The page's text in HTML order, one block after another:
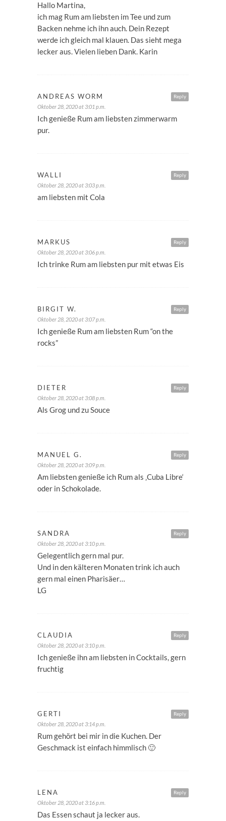
Hallo Martina,
ich mag Rum am liebsten im Tee und zum
Backen nehme ich ihn auch. Dein Rezept
werde ich gleich mal klauen. Das sieht mega
lecker aus. Vielen lieben Dank. Karin
Reply
ANDREAS WORM
Oktober 28, 2020 at 3:01 p.m.
Ich genieße Rum am liebsten zimmerwarm
pur.
Reply
WALLI
Oktober 28, 2020 at 3:03 p.m.
am liebsten mit Cola
Reply
MARKUS
Oktober 28, 2020 at 3:06 p.m.
Ich trinke Rum am liebsten pur mit etwas Eis
Reply
BIRGIT W.
Oktober 28, 2020 at 3:07 p.m.
Ich genieße Rum am liebsten Rum “on the
rocks”
Reply
DIETER
Oktober 28, 2020 at 3:08 p.m.
Als Grog und zu Souce
Reply
MANUEL G.
Oktober 28, 2020 at 3:09 p.m.
Am liebsten genieße ich Rum als ‚Cuba Libre‘
oder in Schokolade.
Reply
SANDRA
Oktober 28, 2020 at 3:10 p.m.
Gelegentlich gern mal pur.
Und in den kälteren Monaten trink ich auch
gern mal einen Pharisäer…
LG
Reply
CLAUDIA
Oktober 28, 2020 at 3:10 p.m.
Ich genieße ihn am liebsten in Cocktails, gern
fruchtig
Reply
GERTI
Oktober 28, 2020 at 3:14 p.m.
Rum gehört bei mir in die Kuchen. Der
Geschmack ist einfach himmlisch 🙂
Reply
LENA
Oktober 28, 2020 at 3:16 p.m.
Das Essen schaut ja lecker aus.